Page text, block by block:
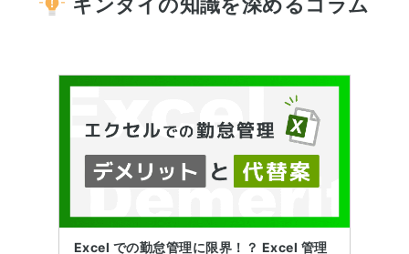
Excel での勤怠管理に限界！？ Excel 管理